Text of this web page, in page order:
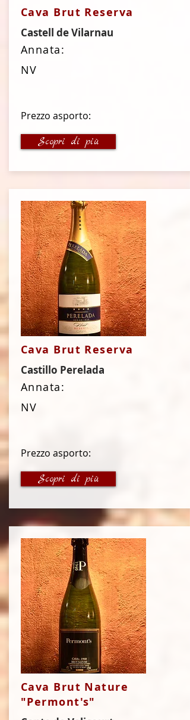
Cava Brut Reserva
Castell de Vilarnau
Annata:
NV
Prezzo asporto:
16 €Scopri di più
Cava Brut Reserva
Castillo Perelada
Annata:
NV
Prezzo asporto:
14 €Scopri di più
Cava Brut Nature
"Permont's"